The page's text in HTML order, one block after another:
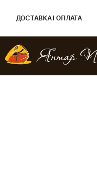
ДОСТАВКА І ОПЛАТА